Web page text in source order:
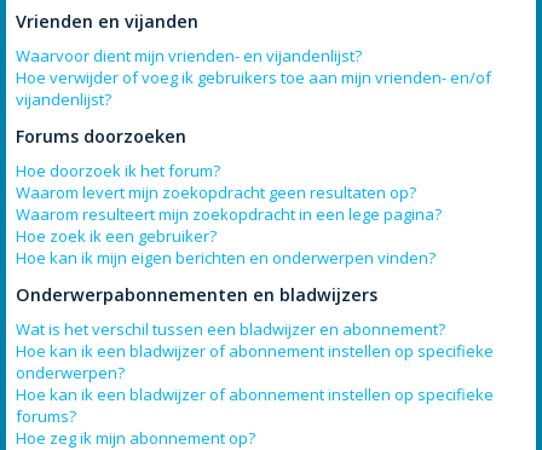
Vrienden en vijanden
Waarvoor dient mijn vrienden- en vijandenlijst?
Hoe verwijder of voeg ik gebruikers toe aan mijn vrienden- en/of
vijandenlijst?
Forums doorzoeken
Hoe doorzoek ik het forum?
Waarom levert mijn zoekopdracht geen resultaten op?
Waarom resulteert mijn zoekopdracht in een lege pagina?
Hoe zoek ik een gebruiker?
Hoe kan ik mijn eigen berichten en onderwerpen vinden?
Onderwerpabonnementen en bladwijzers
Wat is het verschil tussen een bladwijzer en abonnement?
Hoe kan ik een bladwijzer of abonnement instellen op specifieke
onderwerpen?
Hoe kan ik een bladwijzer of abonnement instellen op specifieke
forums?
Hoe zeg ik mijn abonnement op?